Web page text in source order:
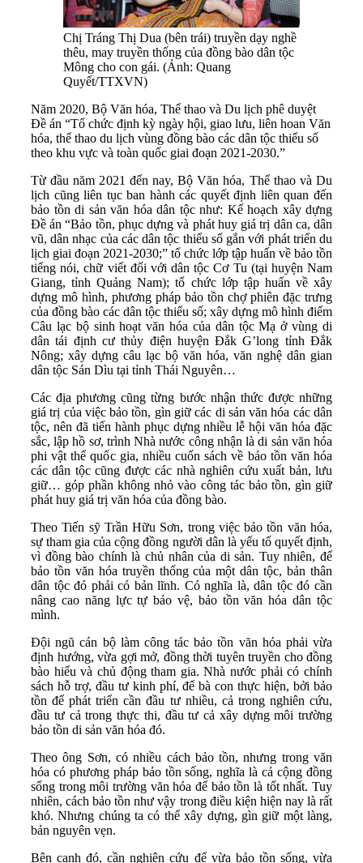
Chị Tráng Thị Dua (bên trái) truyền dạy nghề
thêu, may truyền thống của đồng bào dân tộc
Mông cho con gái. (Ảnh: Quang
Quyết/TTXVN)
Năm 2020, Bộ Văn hóa, Thể thao và Du lịch phê duyệt
Đề án “Tổ chức định kỳ ngày hội, giao lưu, liên hoan Văn
hóa, thể thao du lịch vùng đồng bào các dân tộc thiểu số
theo khu vực và toàn quốc giai đoạn 2021-2030.”
Từ đầu năm 2021 đến nay, Bộ Văn hóa, Thể thao và Du
lịch cũng liên tục ban hành các quyết định liên quan đến
bảo tồn di sản văn hóa dân tộc như: Kế hoạch xây dựng
Đề án “Bảo tồn, phục dựng và phát huy giá trị dân ca, dân
vũ, dân nhạc của các dân tộc thiểu số gắn với phát triển du
lịch giai đoạn 2021-2030;” tổ chức lớp tập huấn về bảo tồn
tiếng nói, chữ viết đối với dân tộc Cơ Tu (tại huyện Nam
Giang, tỉnh Quảng Nam); tổ chức lớp tập huấn về xây
dựng mô hình, phương pháp bảo tồn chợ phiên đặc trưng
của đồng bào các dân tộc thiểu số; xây dựng mô hình điểm
Câu lạc bộ sinh hoạt văn hóa của dân tộc Mạ ở vùng di
dân tái định cư thủy điện huyện Đắk G’long tỉnh Đắk
Nông; xây dựng câu lạc bộ văn hóa, văn nghệ dân gian
dân tộc Sán Dìu tại tỉnh Thái Nguyên…
Các địa phương cũng từng bước nhận thức được những
giá trị của việc bảo tồn, gìn giữ các di sản văn hóa các dân
tộc, nên đã tiến hành phục dựng nhiều lễ hội văn hóa đặc
sắc, lập hồ sơ, trình Nhà nước công nhận là di sản văn hóa
phi vật thể quốc gia, nhiều cuốn sách về bảo tồn văn hóa
các dân tộc cũng được các nhà nghiên cứu xuất bản, lưu
giữ… góp phần không nhỏ vào công tác bảo tồn, gìn giữ
phát huy giá trị văn hóa của đồng bào.
Theo Tiến sỹ Trần Hữu Sơn, trong việc bảo tồn văn hóa,
sự tham gia của cộng đồng người dân là yếu tố quyết định,
vì đồng bào chính là chủ nhân của di sản. Tuy nhiên, để
bảo tồn văn hóa truyền thống của một dân tộc, bản thân
dân tộc đó phải có bản lĩnh. Có nghĩa là, dân tộc đó cần
nâng cao năng lực tự bảo vệ, bảo tồn văn hóa dân tộc
mình.
Đội ngũ cán bộ làm công tác bảo tồn văn hóa phải vừa
định hướng, vừa gợi mở, đồng thời tuyên truyền cho đồng
bào hiểu và chủ động tham gia. Nhà nước phải có chính
sách hỗ trợ, đầu tư kinh phí, để bà con thực hiện, bởi bảo
tồn để phát triển cần đầu tư nhiều, cả trong nghiên cứu,
đầu tư cả trong thực thi, đầu tư cả xây dựng môi trường
bảo tồn di sản văn hóa đó.
Theo ông Sơn, có nhiều cách bảo tồn, nhưng trong văn
hóa có phương pháp bảo tồn sống, nghĩa là cả cộng đồng
sống trong môi trường văn hóa để bảo tồn là tốt nhất. Tuy
nhiên, cách bảo tồn như vậy trong điều kiện hiện nay là rất
khó. Nhưng chúng ta có thể xây dựng, gìn giữ một làng,
bản nguyên vẹn.
Bên cạnh đó, cần nghiên cứu để vừa bảo tồn sống, vừa